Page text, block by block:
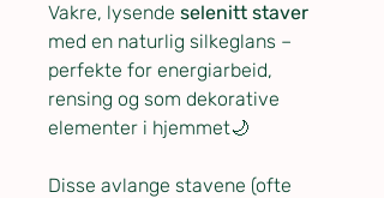
Vakre, lysende selenitt staver
med en naturlig silkeglans –
perfekte for energiarbeid,
rensing og som dekorative
elementer i hjemmet🌙
Disse avlange stavene (ofte